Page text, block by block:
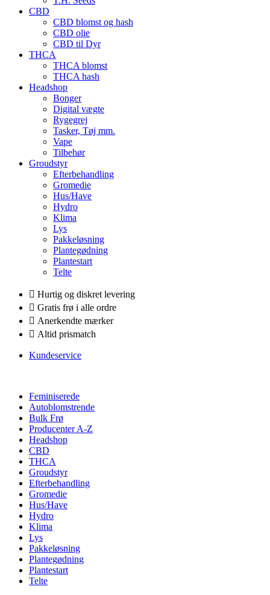
CBD
CBD blomst og hash
CBD olie
CBD til Dyr
THCA
THCA blomst
THCA hash
Headshop
Bonger
Digital vægte
Rygegrej
Tasker, Tøj mm.
Vape
Tilbehør
Groudstyr
Efterbehandling
Gromedie
Hus/Have
Hydro
Klima
Lys
Pakkeløsning
Plantegødning
Plantestart
Telte
Hurtig og diskret levering
Gratis frø i alle ordre
Anerkendte mærker
Altid prismatch
Kundeservice
Feminiserede
Autoblomstrende
Bulk Frø
Producenter A-Z
Headshop
CBD
THCA
Groudstyr
Efterbehandling
Gromedie
Hus/Have
Hydro
Klima
Lys
Pakkeløsning
Plantegødning
Plantestart
Telte